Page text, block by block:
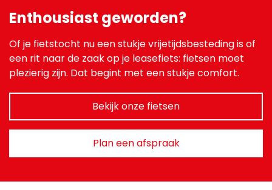
Enthousiast geworden?
Of je fietstocht nu een stukje vrijetijdsbesteding is of
een rit naar de zaak op je leasefiets: fietsen moet
plezierig zijn. Dat begint met een stukje comfort.
Bekijk onze fietsen
Plan een afspraak